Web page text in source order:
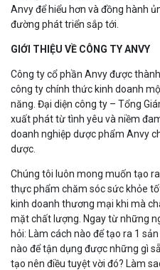
Anvy để hiểu hơn và đồng hành
đường phát triển sắp tới.
GIỚI THIỆU VỀ CÔNG TY ANVY
Công ty cổ phần Anvy được
công ty chính thức kinh doanh
năng. Đại diện công ty – Tổng
xuất phát từ tình yêu và niềm
doanh nghiệp dược phẩm Anvy
dược.
Chúng tôi luôn mong muốn tạo
thực phẩm chăm sóc sức khỏe
kinh doanh thương mại khi mà
mặt chất lượng. Ngay từ những
hỏi: Làm cách nào để tạo ra 1
nào để tận dụng được những gì
tạo nên điều tuyệt vời đó? Làm